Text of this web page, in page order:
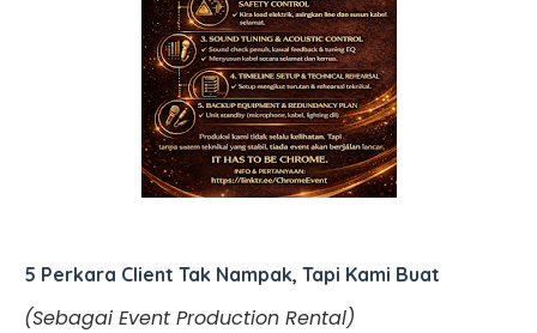
5 Perkara Client Tak Nampak, Tapi Kami Buat
(Sebagai Event Production Rental)